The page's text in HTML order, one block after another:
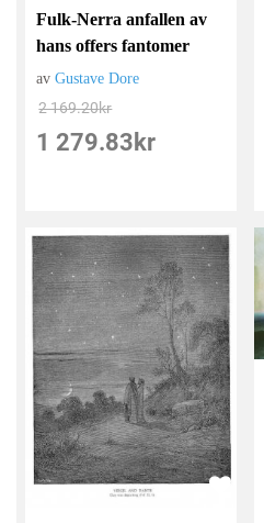
Fulk-Nerra anfallen av
hans offers fantomer
avGustave Dore
2 169.20kr
1 279.83 kr